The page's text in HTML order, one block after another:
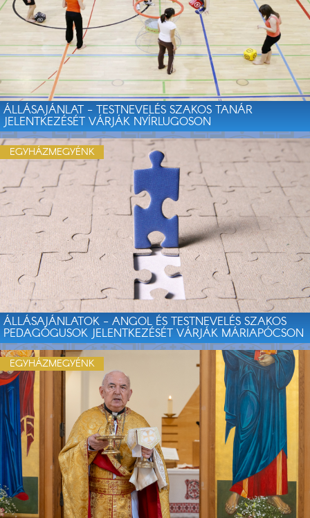
ÁLLÁSAJÁNLAT - TESTNEVELÉS SZAKOS TANÁR
JELENTKEZÉSÉT VÁRJÁK NYÍRLUGOSON
ÁLLÁSAJÁNLATOK - ANGOL ÉS TESTNEVELÉS SZAKOS
PEDAGÓGUSOK JELENTKEZÉSÉT VÁRJÁK MÁRIAPÓCSON
EGYHÁZMEGYÉNK
EGYHÁZMEGYÉNK